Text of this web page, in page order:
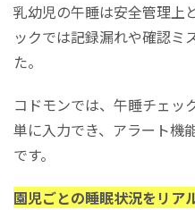
乳幼児の午睡は安全管理上
ックでは記録漏れや確認ミ
た。
コドモンでは、午睡チェッ
単に入力でき、アラート機
です。
園児ごとの睡眠状況をリア